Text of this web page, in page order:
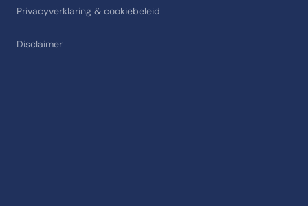
Privacyverklaring & cookiebeleid
Disclaimer